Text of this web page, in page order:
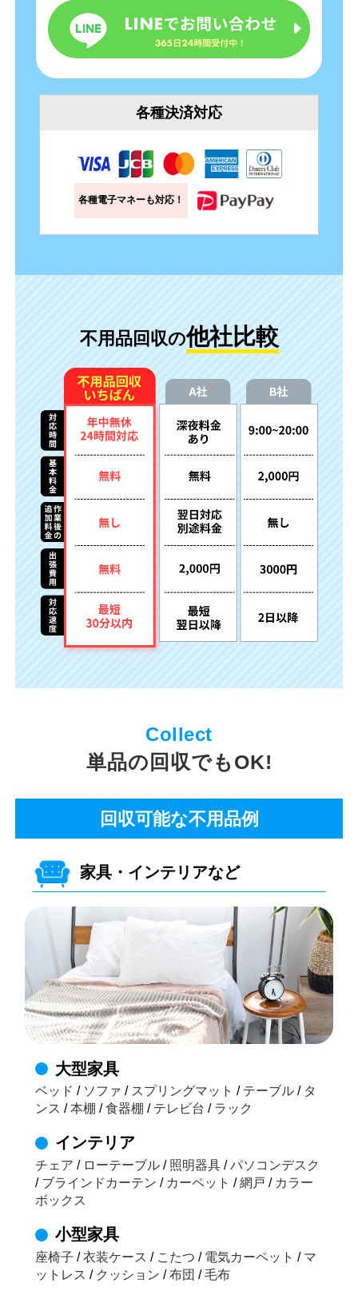
各種決済対応
各種電子マネーも対応！
不用品回収の他社比較
単品の回収でもOK!
回収可能な不用品例
家具・インテリアなど
大型家具
ベッド / ソファ / スプリングマット / テーブル/ タ
ンス /本棚 /食器棚 / テレビ台 / ラック
インテリア
チェア / ローテーブル/ 照明器具/パソコンデスク
/ ブラインドカーテン / カーペット /網戸 / カラー
ボックス
小型家具
座椅子 /衣装ケース / こたつ / 電気カーペット / マ
ットレス / クッション /布団 /毛布